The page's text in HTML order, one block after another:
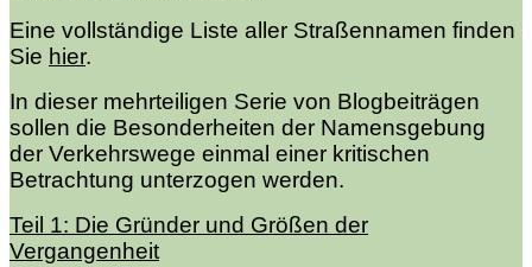
Eine vollständige Liste aller Straßennamen finden
Sie hier.
In dieser mehrteiligen Serie von Blogbeiträgen
sollen die Besonderheiten der Namensgebung
der Verkehrswege einmal einer kritischen
Betrachtung unterzogen werden.
Teil 1: Die Gründer und Größen der
Vergangenheit